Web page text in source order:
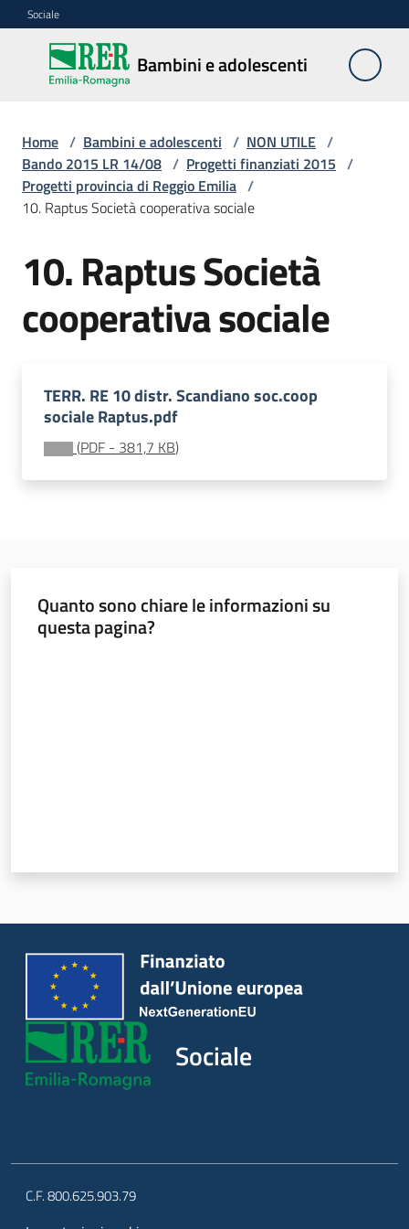
Vai al contenuto
Vai alla navigazione
Vai al footer
Sociale
Bambini e adolescenti
Bambini e
adolescenti
Accoglienza,
tutela
e
soggiorni
socioeducativi
Formazione
Servizi
Leggi Atti Bandi
Home / Bambini e adolescenti / NON UTILE /
Bando 2015 LR 14/08 / Progetti finanziati 2015 /
Progetti provincia di Reggio Emilia /
10. Raptus Società cooperativa sociale
10. Raptus Società
cooperativa sociale
TERR. RE 10 distr. Scandiano soc.coop
sociale Raptus.pdf
(PDF - 381,7 KB)
Quanto sono chiare le informazioni su
questa pagina?
Sociale
C.F. 800.625.903.79